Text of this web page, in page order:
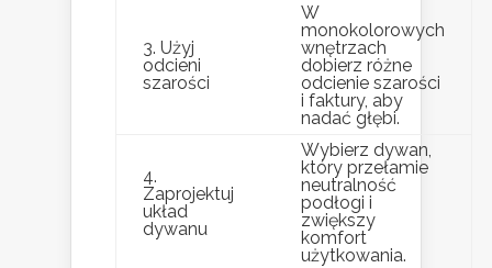
3. Użyj
odcieni
szarości
W
monokolorowych
wnętrzach
dobierz różne
odcienie szarości
i faktury, aby
nadać głębi.
4.
Zaprojektuj
układ
dywanu
Wybierz dywan,
który przełamie
neutralność
podłogi i
zwiększy
komfort
użytkowania.